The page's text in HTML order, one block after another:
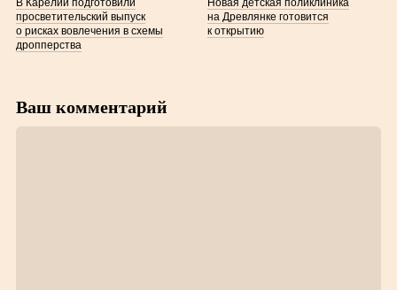
В Карелии подготовили
просветительский выпуск
о рисках вовлечения в схемы
дропперства
Новая детская поликлиника
на Древлянке готовится
к открытию
Ваш комментарий